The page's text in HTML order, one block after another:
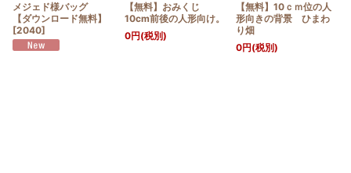
メジェド様バッグ
【ダウンロード無料】
[2040]
【無料】おみくじ
10cm前後の人形向け。
0円(税別)
【無料】10ｃｍ位の人
形向きの背景 ひまわ
り畑
0円(税別)